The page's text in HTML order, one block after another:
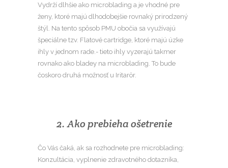
Vydrží dlhšie ako microblading a je vhodné pre
ženy, ktoré majú dlhodobejšie rovnaký prirodzený
štýl. Na tento spôsob PMU obočia sa využívajú
špeciálne tzv. Flatové cartridge, ktoré majú úzke
ihly v jednom rade.- tieto ihly vyzerajú takmer
rovnako ako bladey na microblading. To bude
čoskoro druhá možnosť u Iritarör.
2. Ako prebieha ošetrenie
Čo Vás čaká, ak sa rozhodnete pre microblading:
Konzultácia, vyplnenie zdravotného dotazníka,